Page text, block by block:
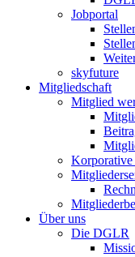
Jobportal
skyfuture
Mitgliedschaft
Mitglied
Über uns
Die DGLR